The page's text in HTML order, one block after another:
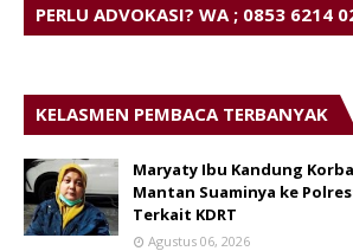
PERLU ADVOKASI? WA ; 0853 6214
KELASMEN PEMBACA TERBANYAK
Maryaty Ibu Kandung
Mantan Suaminya ke
Terkait KDRT
Agustus 06, 2026